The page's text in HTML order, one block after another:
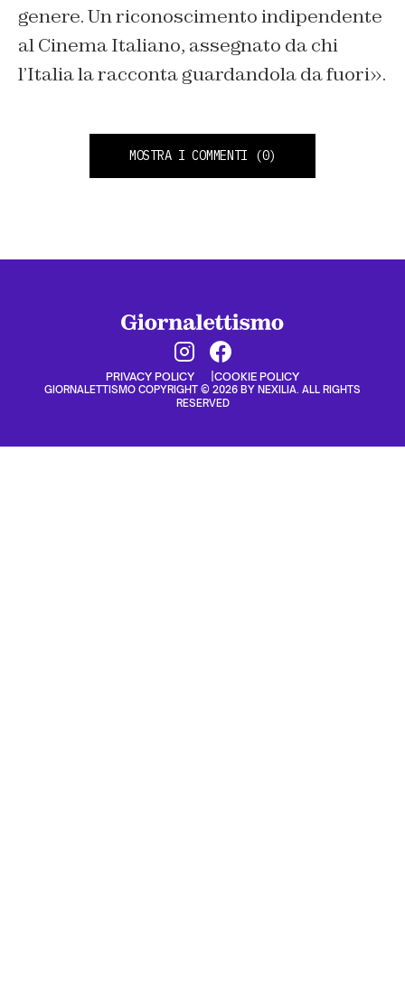
genere. Un riconoscimento indipendente
al Cinema Italiano, assegnato da chi
l’Italia la racconta guardandola da fuori».
MOSTRA I COMMENTI (0)
PRIVACY POLICY COOKIE POLICY
GIORNALETTISMO COPYRIGHT © 2026 BY NEXILIA. ALL RIGHTS
RESERVED